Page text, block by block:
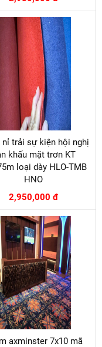
nỉ trải sự kiện hội nghị
khấu mặt trơn KT
loại dày HLO-TMB
HNO
2,950,000 đ
axminster 7x10 mã